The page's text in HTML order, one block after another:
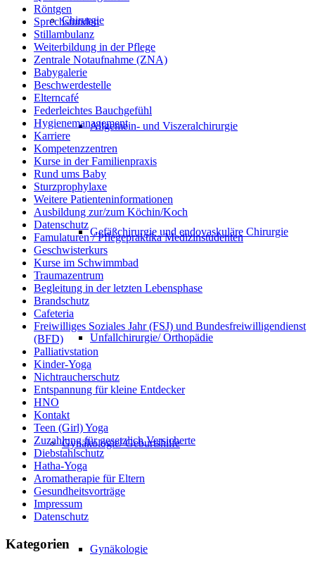
Chirurgie
Allgemein- und Viszeralchirurgie
Gefäßchirurgie und endovaskuläre Chirurgie
Unfallchirurgie/ Orthopädie
Gynäkologie/ Geburtshilfe
Gynäkologie
Röntgen
Sprechstunden
Stillambulanz
Weiterbildung in der Pflege
Zentrale Notaufnahme (ZNA)
Babygalerie
Beschwerdestelle
Elterncafé
Federleichtes Bauchgefühl
Hygienemanagement
Karriere
Kompetenzzentren
Kurse in der Familienpraxis
Rund ums Baby
Sturzprophylaxe
Weitere Patienteninformationen
Ausbildung zur/zum Köchin/Koch
Datenschutz
Famulaturen / Pflegepraktika Medizinstudenten
Geschwisterkurs
Kurse im Schwimmbad
Traumazentrum
Begleitung in der letzten Lebensphase
Brandschutz
Cafeteria
Freiwilliges Soziales Jahr (FSJ) und Bundesfreiwilligendienst
(BFD)
Palliativstation
Kinder-Yoga
Nichtraucherschutz
Entspannung für kleine Entdecker
HNO
Kontakt
Teen (Girl) Yoga
Zuzahlung für gesetzlich Versicherte
Diebstahlschutz
Hatha-Yoga
Aromatherapie für Eltern
Gesundheitsvorträge
Impressum
Datenschutz
Kategorien